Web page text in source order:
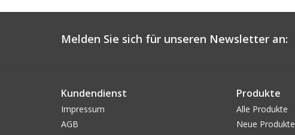
Melden Sie sich für unseren Newsletter an:
Kundendienst
Impressum
AGB
Produkte
Alle Produkte
Neue Produkte